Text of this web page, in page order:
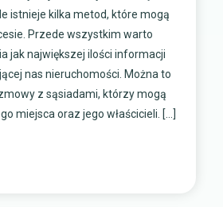
istnieje kilka metod, które mogą
Przede wszystkim warto
jak największej ilości informacji
nas nieruchomości. Można to
z sąsiadami, którzy mogą
miejsca oraz jego właścicieli. […]